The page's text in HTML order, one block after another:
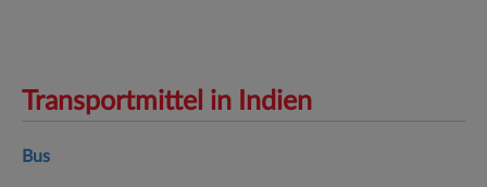
Transportmittel in Indien
Bus